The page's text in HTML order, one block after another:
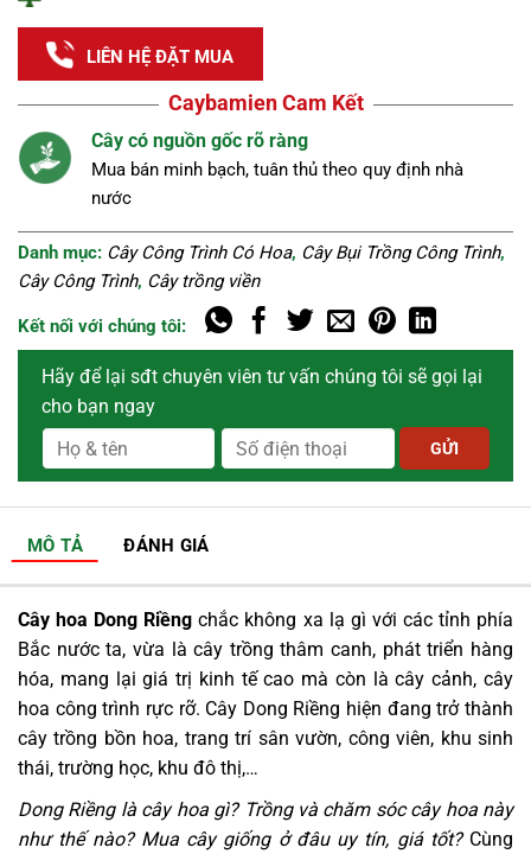
LIÊN HỆ ĐẶT MUA
Caybamien Cam Kết
Nguồn cây tuyển chọn
Cây khỏe, đẹp, không sâu bệnh được lựa chọn kĩ
càng.
Danh mục: Cây Công Trình Có Hoa, Cây Bụi Trồng Công Trình,
Cây Công Trình, Cây trồng viền
Kết nối với chúng tôi:
Hãy để lại sđt chuyên viên tư vấn chúng tôi sẽ gọi lại
cho bạn ngay
MÔ TẢ ĐÁNH GIÁ
Cây hoa Dong Riềng chắc không xa lạ gì với các tỉnh phía
Bắc nước ta, vừa là cây trồng thâm canh, phát triển hàng
hóa, mang lại giá trị kinh tế cao mà còn là cây cảnh, cây
hoa công trình rực rỡ. Cây Dong Riềng hiện đang trở thành
cây trồng bồn hoa, trang trí sân vườn, công viên, khu sinh
thái, trường học, khu đô thị,…
Dong Riềng là cây hoa gì? Trồng và chăm sóc cây hoa này
như thế nào? Mua cây giống ở đâu uy tín, giá tốt?Cùng